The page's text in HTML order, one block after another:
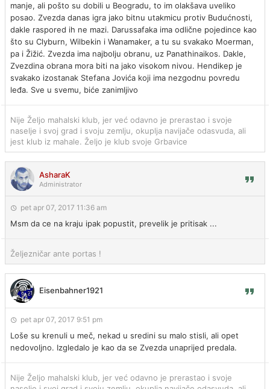
manje, ali pošto su dobili u Beogradu, to im olakšava uveliko
posao. Zvezda danas igra jako bitnu utakmicu protiv Budućnosti,
dakle raspored ih ne mazi. Darussafaka ima odlične pojedince kao
što su Clyburn, Wilbekin i Wanamaker, a tu su svakako Moerman,
pa i Žižić. Zvezda ima najbolju obranu, uz Panathinaikos. Dakle,
Zvezdina obrana mora biti na jako visokom nivou. Hendikep je
svakako izostanak Stefana Jovića koji ima nezgodnu povredu
leđa. Sve u svemu, biće zanimljivo
Nije Željo mahalski klub, jer već odavno je prerastao i svoje
naselje i svoj grad i svoju zemlju, okuplja navijače odasvuda, ali
jest klub iz mahale. Željo je klub svoje Grbavice
AsharaK
Administrator
pet apr 07, 2017 11:36 am
Msm da ce na kraju ipak popustit, prevelik je pritisak ...
Željezničar ante portas !
Eisenbahner1921
pet apr 07, 2017 9:51 pm
Loše su krenuli u meč, nekad u sredini su malo stisli, ali opet
nedovoljno. Izgledalo je kao da se Zvezda unaprijed predala.
Nije Željo mahalski klub, jer već odavno je prerastao i svoje